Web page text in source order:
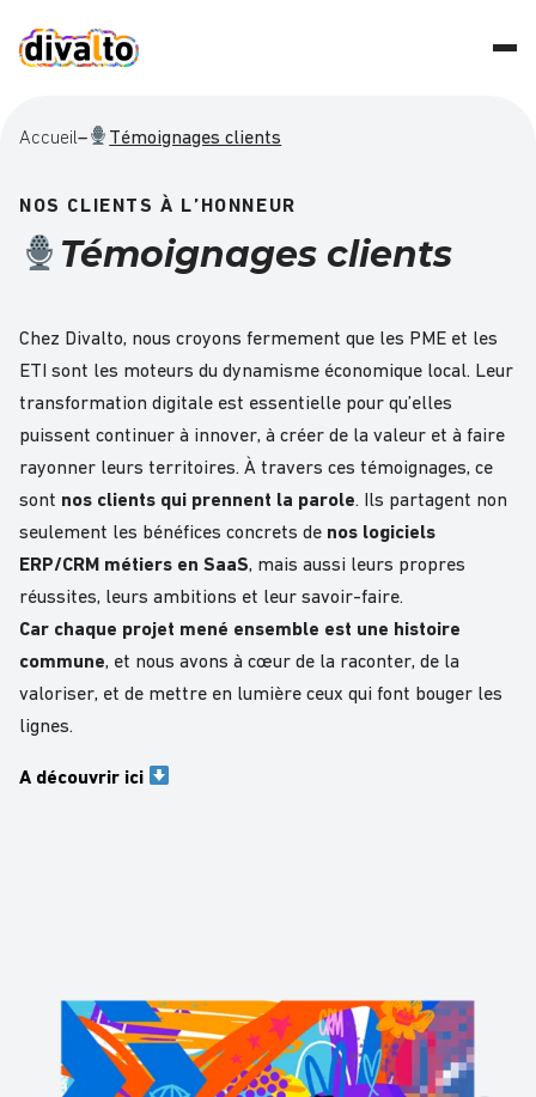
Accueil– Témoignages clients
NOS CLIENTS À L’HONNEUR
Témoignages clients
Chez Divalto, nous croyons fermement que les PME et les
ETI sont les moteurs du dynamisme économique local. Leur
transformation digitale est essentielle pour qu’elles
puissent continuer à innover, à créer de la valeur et à faire
rayonner leurs territoires. À travers ces témoignages, ce
sont nos clients qui prennent la parole. Ils partagent non
seulement les bénéfices concrets de nos logiciels
ERP/CRM métiers en SaaS, mais aussi leurs propres
réussites, leurs ambitions et leur savoir-faire.
Car chaque projet mené ensemble est une histoire
commune, et nous avons à cœur de la raconter, de la
valoriser, et de mettre en lumière ceux qui font bouger les
lignes.
A découvrir ici